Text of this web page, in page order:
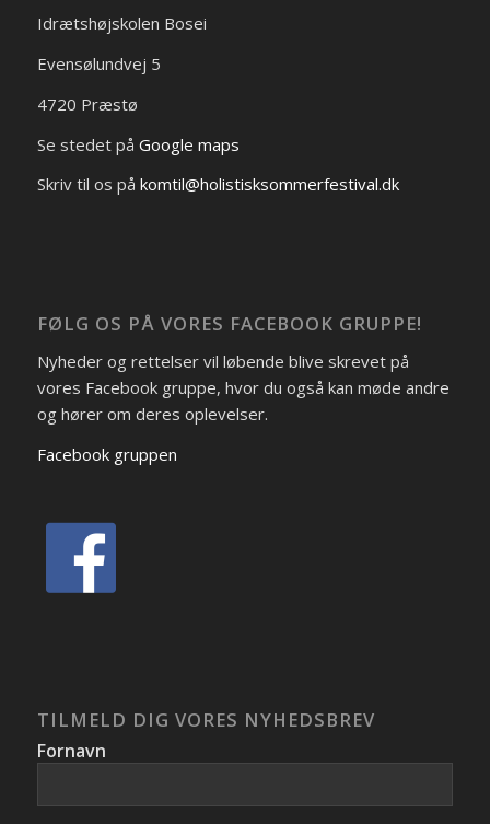
Idrætshøjskolen Bosei
Evensølundvej 5
4720 Præstø
Se stedet på Google maps
Skriv til os på komtil@holistisksommerfestival.dk
FØLG OS PÅ VORES FACEBOOK GRUPPE!
Nyheder og rettelser vil løbende blive skrevet på
vores Facebook gruppe, hvor du også kan møde andre
og hører om deres oplevelser.
Facebook gruppen
TILMELD DIG VORES NYHEDSBREV
Fornavn